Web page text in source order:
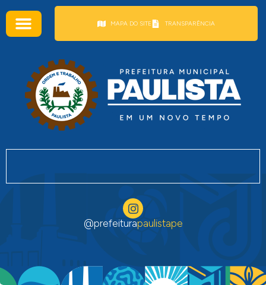
MAPA DO SITE TRANSPARÊNCIA
@prefeiturapaulistape